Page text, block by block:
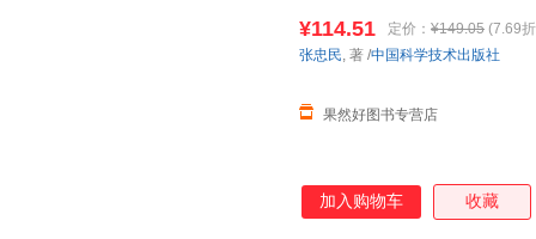
¥114.51 定价： ¥149.05 (7.69
果然好图书专营店
张忠民, 著 /中国科学技术出版社
加入购物车 收藏